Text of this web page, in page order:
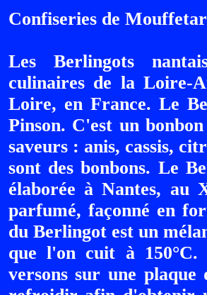
Confiseries de
Les Berlingots
culinaires de la Loire-
Loire, en France. Le
Pinson. C'est un
saveurs : anis, cassis,
sont des bonbons. Le
élaborée à Nantes, au
parfumé, façonné en
du Berlingot est un
que l'on cuit à
versons sur une